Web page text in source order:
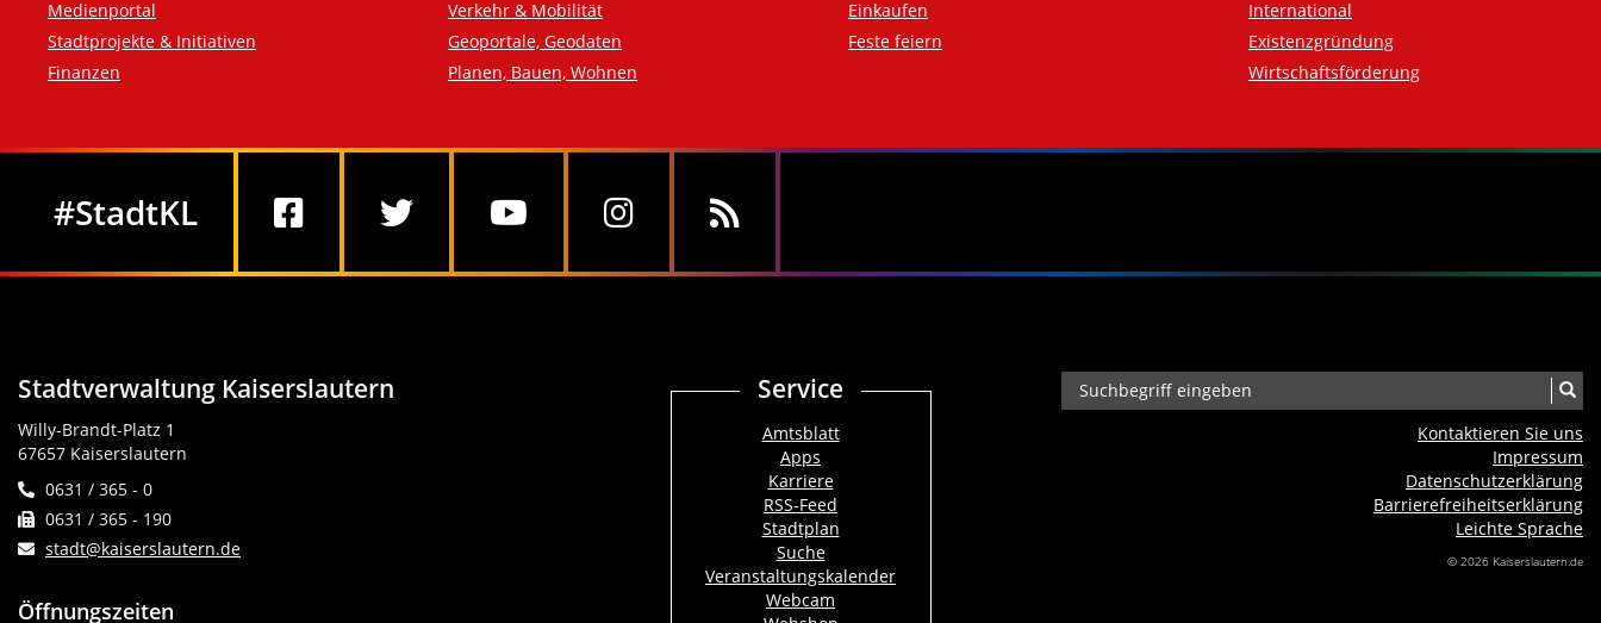
Medienportal
Stadtprojekte & Initiativen
Finanzen
Verkehr & Mobilität
Geoportale, Geodaten
Planen, Bauen, Wohnen
Einkaufen
Feste feiern
International
Existenzgründung
Wirtschaftsförderung
#StadtKL
Stadtverwaltung Kaiserslautern
Willy-Brandt-Platz 1
67657 Kaiserslautern
0631 / 365 - 0
0631 / 365 - 190
stadt@kaiserslautern.de
Öffnungszeiten
Service
Amtsblatt
Apps
Karriere
RSS-Feed
Stadtplan
Suche
Veranstaltungskalender
Webcam
Kontaktieren Sie uns
Impressum
Datenschutzerklärung
Barrierefreiheits­erklärung
Leichte Sprache
© 2026 Kaiserslautern.de